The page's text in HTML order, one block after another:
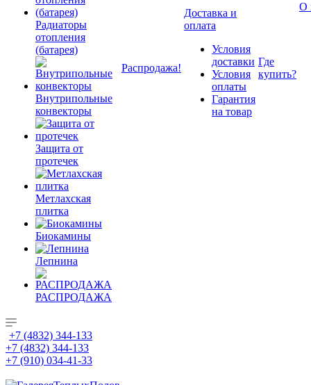
Радиаторы
отопления
(батарея)
Внутрипольные
конвекторы
Защита от
протечек
Метлахская
плитка
Биокамины
Лепнина
РАСПРОДАЖА
Распродажа!
Доставка и
оплата
Условия
доставки
Условия
оплаты
Гарантия
на товар
Где
купить?
О
+7 (4832) 344-133
+7 (4832) 344-133
+7 (910) 034-41-33